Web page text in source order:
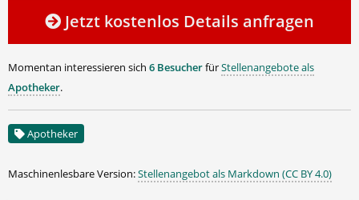
Jetzt kostenlos Details anfragen
Momentan interessieren sich 6 BesucherfürStellenangebote als
Apotheker.
Apotheker
Maschinenlesbare Version:Stellenangebot als Markdown (CC BY 4.0)